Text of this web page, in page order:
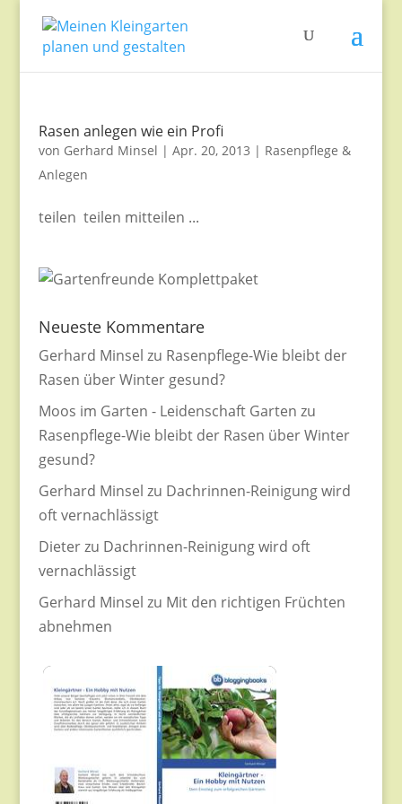
Rasen anlegen wie ein Profi
von Gerhard Minsel | Apr. 20, 2013 | Rasenpflege &
Anlegen
teilen teilen mitteilen ...
Neueste Kommentare
Gerhard Minsel zu Rasenpflege-Wie bleibt der
Rasen über Winter gesund?
Moos im Garten - Leidenschaft Garten zu
Rasenpflege-Wie bleibt der Rasen über Winter
gesund?
Gerhard Minsel zu Dachrinnen-Reinigung wird
oft vernachlässigt
Dieterzu Dachrinnen-Reinigung wird oft
vernachlässigt
Gerhard Minsel zu Mit den richtigen Früchten
abnehmen